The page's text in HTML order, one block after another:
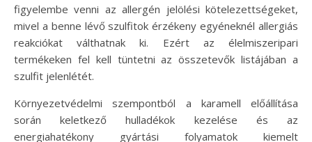
figyelembe venni az allergén jelölési kötelezettségeket,
mivel a benne lévő szulfitok érzékeny egyéneknél allergiás
reakciókat válthatnak ki. Ezért az élelmiszeripari
termékeken fel kell tüntetni az összetevők listájában a
szulfit jelenlétét.
Környezetvédelmi szempontból a karamell előállítása
során keletkező hulladékok kezelése és az
energiahatékony gyártási folyamatok kiemelt